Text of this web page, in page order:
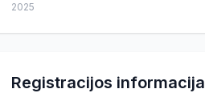
2025
Registracijos informacija